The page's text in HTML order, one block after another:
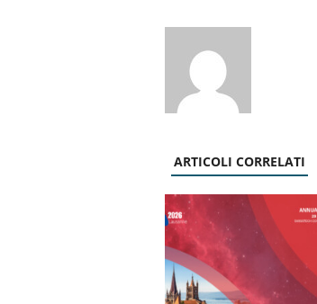
ARTICOLI CORRELATI